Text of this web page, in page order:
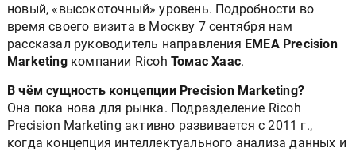
новый, «высокоточный» уровень. Подробности во
время своего визита в Москву 7 сентября нам
рассказал руководитель направления EMEA Precision
Marketingкомпании RicohТомас Хаас.
В чём сущность концепции Precision Marketing?
Она пока нова для рынка. Подразделение Ricoh
Precision Marketing активно развивается с 2011 г.,
когда концепция интеллектуального анализа данных и